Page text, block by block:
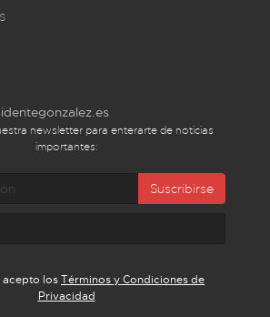
newsletter para enterarte de noticias
importantes:
Suscribirse
acepto losTérminos y Condiciones de
Privacidad